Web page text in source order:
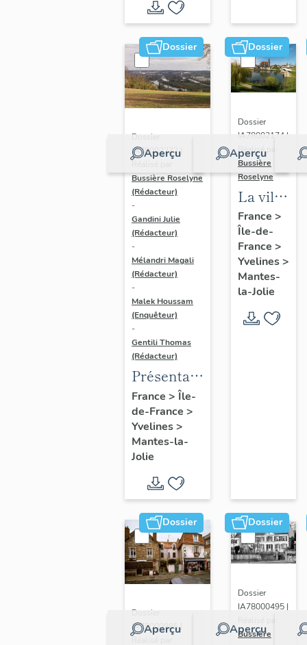
Dossier
Aperçu
Dossier
IA78002272 |
Bussière Roselyne
(Rédacteur)
-
Gandini Julie
(Rédacteur)
-
Mélandri Magali
(Rédacteur)
-
Malek Houssam
(Enquêteur)
-
Gentili Thomas
(Rédacteur)
Présentation
de l'étude
France > Île-
de-France >
Yvelines>
Mantes-la-
Jolie
Dossier
Aperçu
Dossier
IA78002174 |
Réalisé par
Bussière
Roselyne
La ville
de
Mantes-
la-Jolie
France >
Île-de-
France >
Yvelines>
Mantes-
la-Jolie
Dossier
Aperçu
Dossier
IA78000985 |
Dossier
Aperçu
Dossier
IA78000495 |
Bussière